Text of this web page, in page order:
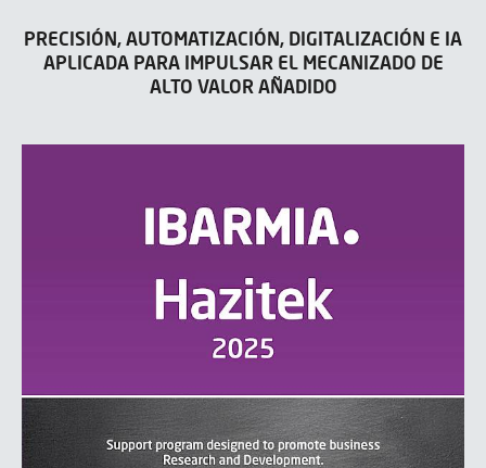
PRECISIÓN, AUTOMATIZACIÓN, DIGITALIZACIÓN E IA
APLICADA PARA IMPULSAR EL MECANIZADO DE
ALTO VALOR AÑADIDO